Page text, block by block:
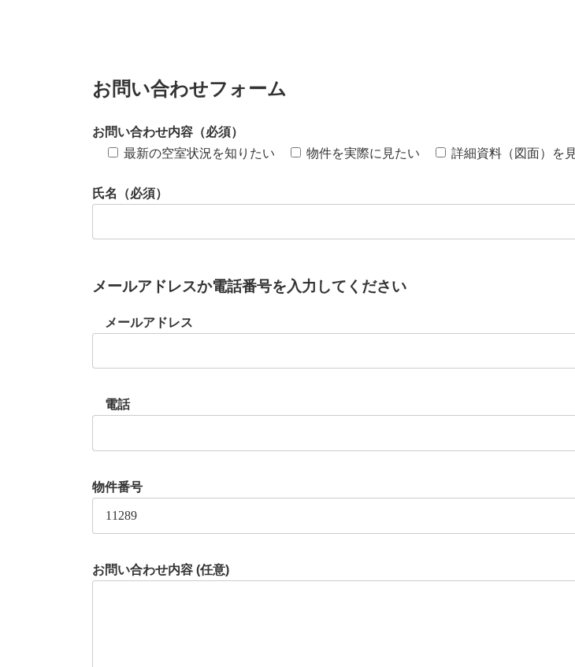
お問い合わせフォーム
お問い合わせ内容（必須）
最新の空室状況を知りたい
物件を実際に見たい 詳細資料（図面）を
氏名（必須）
メールアドレスか電話番号を入力してください
メールアドレス
電話
物件番号
お問い合わせ内容 (任意)